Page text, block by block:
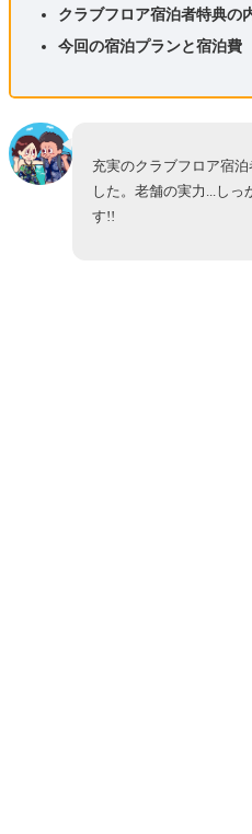
クラブフロア宿泊者特典の
今回の宿泊プランと宿泊費
充実のクラブフロア宿
した。老舗の実力...しっ
す!!